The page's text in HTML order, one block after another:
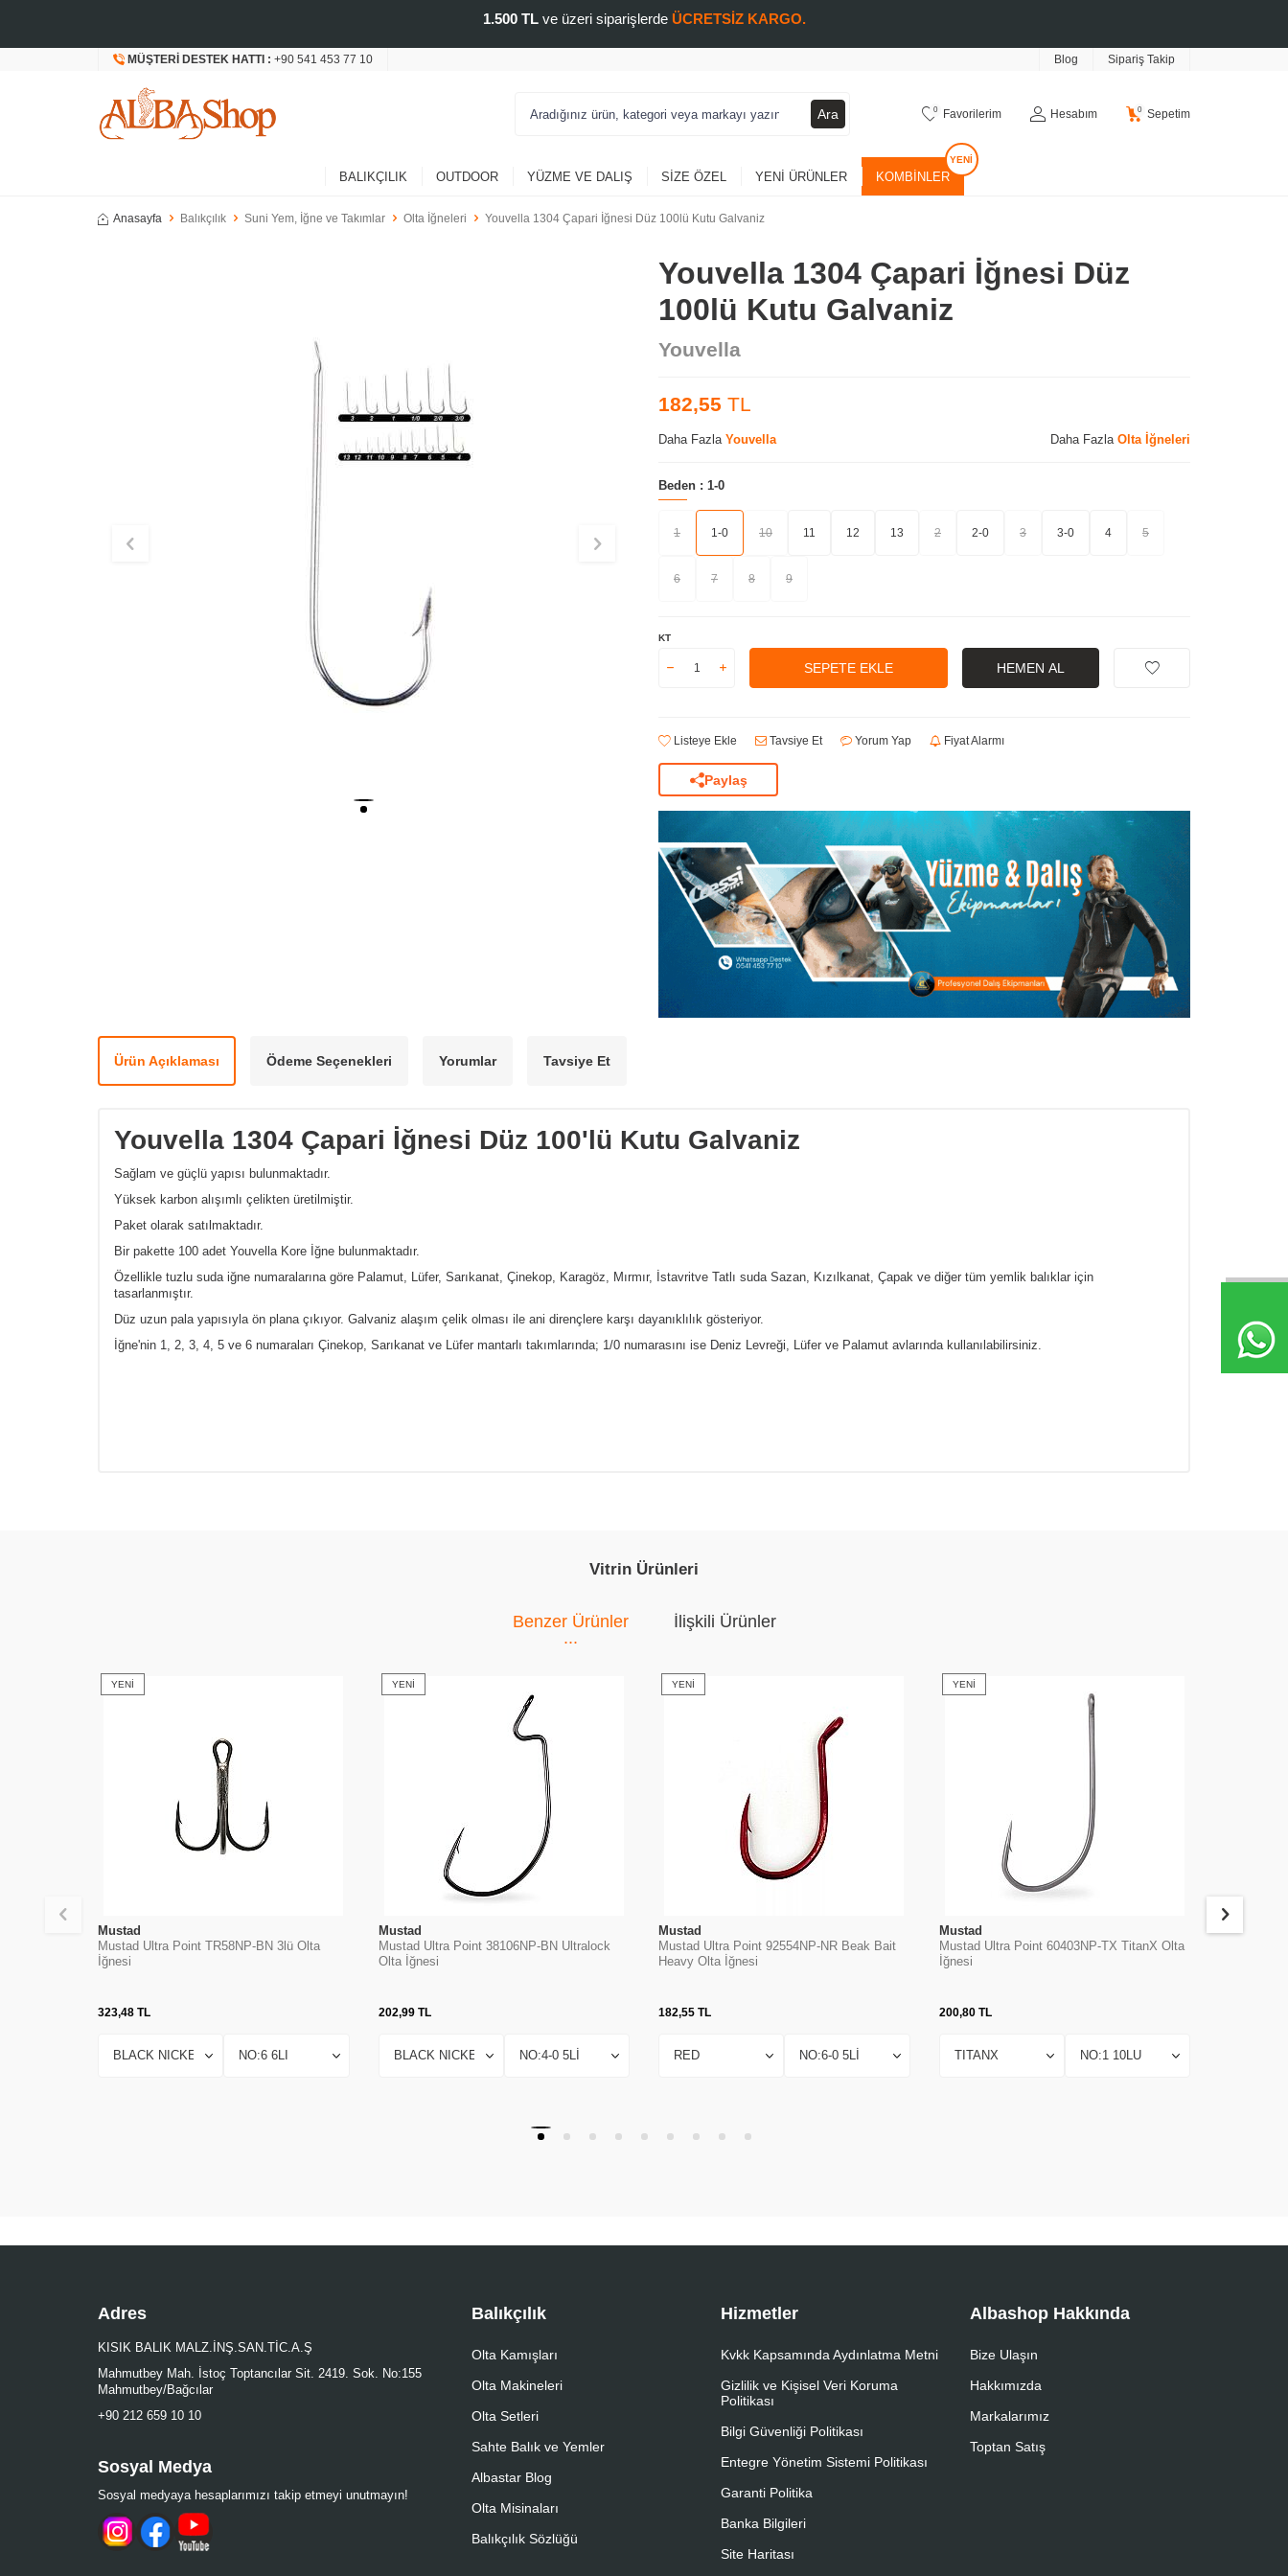
1.500 TLve üzeri siparişlerde ÜCRETSİZ KARGO.
MÜŞTERI DESTEK HATTI : +90 541 453 77 10 Blog Sipariş Takip
Ara 0 Favorilerim Hesabım 0 Sepetim
BALIKÇILIK OUTDOOR YÜZME VE DALIŞ SIZE ÖZEL YENI ÜRÜNLER KOMBINLER
Anasayfa Balıkçılık Suni Yem, İğne ve Takımlar Olta İğneleri Youvella 1304 Çapari İğnesi Düz 100lü Kutu Galvaniz
Youvella 1304 Çapari İğnesi Düz
100lü Kutu Galvaniz
Youvella
182,55 TL
Daha Fazla Youvella Daha Fazla Olta İğneleri
Beden : 1-0
1 1-0 10 11 12 13 2 2-0 3 3-0 4 5
6 7 8 9
KT
SEPETE EKLE HEMEN AL
Listeye Ekle Tavsiye Et Yorum Yap Fiyat Alarmı
Paylaş
Ürün Açıklaması Ödeme Seçenekleri Yorumlar Tavsiye Et
Youvella 1304 Çapari İğnesi Düz 100'lü Kutu Galvaniz
Sağlam ve güçlü yapısı bulunmaktadır.
Yüksek karbon alışımlı çelikten üretilmiştir.
Paket olarak satılmaktadır.
Bir pakette 100 adet Youvella Kore İğne bulunmaktadır.
Özellikle tuzlu suda iğne numaralarına göre Palamut, Lüfer, Sarıkanat, Çinekop, Karagöz, Mırmır, İstavritve Tatlı suda Sazan, Kızılkanat, Çapak ve diğer tüm yemlik balıklar için
tasarlanmıştır.
Düz uzun pala yapısıyla ön plana çıkıyor. Galvaniz alaşım çelik olması ile ani dirençlere karşı dayanıklılık gösteriyor.
İğne'nin 1, 2, 3, 4, 5 ve 6 numaraları Çinekop, Sarıkanat ve Lüfer mantarlı takımlarında; 1/0 numarasını ise Deniz Levreği, Lüfer ve Palamut avlarında kullanılabilirsiniz.
Vitrin Ürünleri
Benzer Ürünler İlişkili Ürünler
YENI
Mustad
Mustad Ultra Point TR58NP-BN 3lü Olta
İğnesi
323,48 TL
YENI
Mustad
Mustad Ultra Point 38106NP-BN Ultralock
Olta İğnesi
202,99TL
YENI
Mustad
Mustad Ultra Point 92554NP-NR Beak Bait
Heavy Olta İğnesi
182,55 TL
YENI
Mustad
Mustad Ultra Point 60403NP-TX TitanX Olta
İğnesi
200,80TL
Mustad
Adres
KISIK BALIK MALZ.İNŞ.SAN.TİC.A.Ş
Mahmutbey Mah. İstoç Toptancılar Sit. 2419. Sok. No:155
Mahmutbey/Bağcılar
+90 212 659 10 10
Sosyal Medya
Sosyal medyaya hesaplarımızı takip etmeyi unutmayın!
Balıkçılık
Olta Kamışları
Olta Makineleri
Olta Setleri
Sahte Balık ve Yemler
Albastar Blog
Olta Misinaları
Balıkçılık Sözlüğü
Hizmetler
Kvkk Kapsamında Aydınlatma Metni
Gizlilik ve Kişisel Veri Koruma
Politikası
Bilgi Güvenliği Politikası
Entegre Yönetim Sistemi Politikası
Garanti Politika
Banka Bilgileri
Site Haritası
Albashop Hakkında
Bize Ulaşın
Hakkımızda
Markalarımız
Toptan Satış